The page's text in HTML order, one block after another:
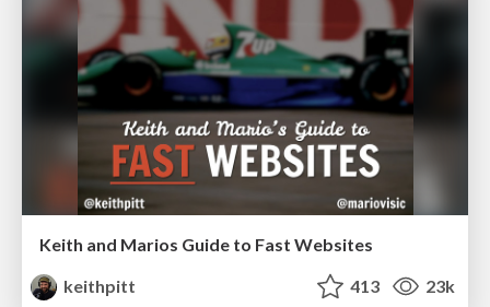
Keith and Marios Guide to Fast Websites
keithpitt
413 23k